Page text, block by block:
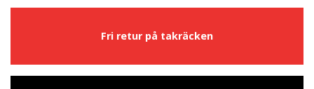
Fri retur på takräcken